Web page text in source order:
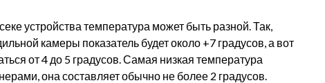
устройства температура может быть разной. Так,
камеры показатель будет около +7 градусов, а вот
от 4 до 5 градусов. Самая низкая температура
она составляет обычно не более 2 градусов.